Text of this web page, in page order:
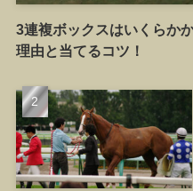
3連複ボックスはいくらか
理由と当てるコツ！